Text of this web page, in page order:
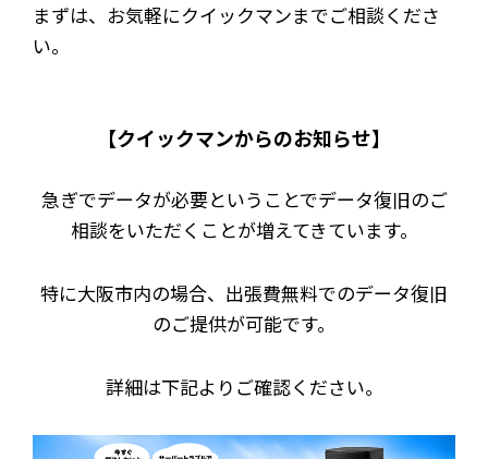
まずは、お気軽にクイックマンまでご相談くださ
い。
【クイックマンからのお知らせ】
急ぎでデータが必要ということでデータ復旧のご
相談をいただくことが増えてきています。
特に大阪市内の場合、出張費無料でのデータ復旧
のご提供が可能です。
詳細は下記よりご確認ください。